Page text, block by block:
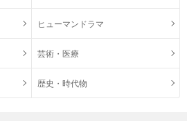
ヒューマンドラマ
芸術・医療
歴史・時代物